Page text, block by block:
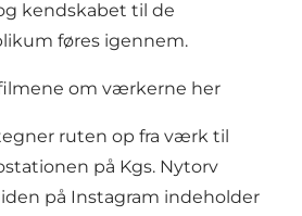
kendskabet til de
føres igennem.
om værkerne her
ruten op fra værk til
på Kgs. Nytorv
på Instagram indeholder